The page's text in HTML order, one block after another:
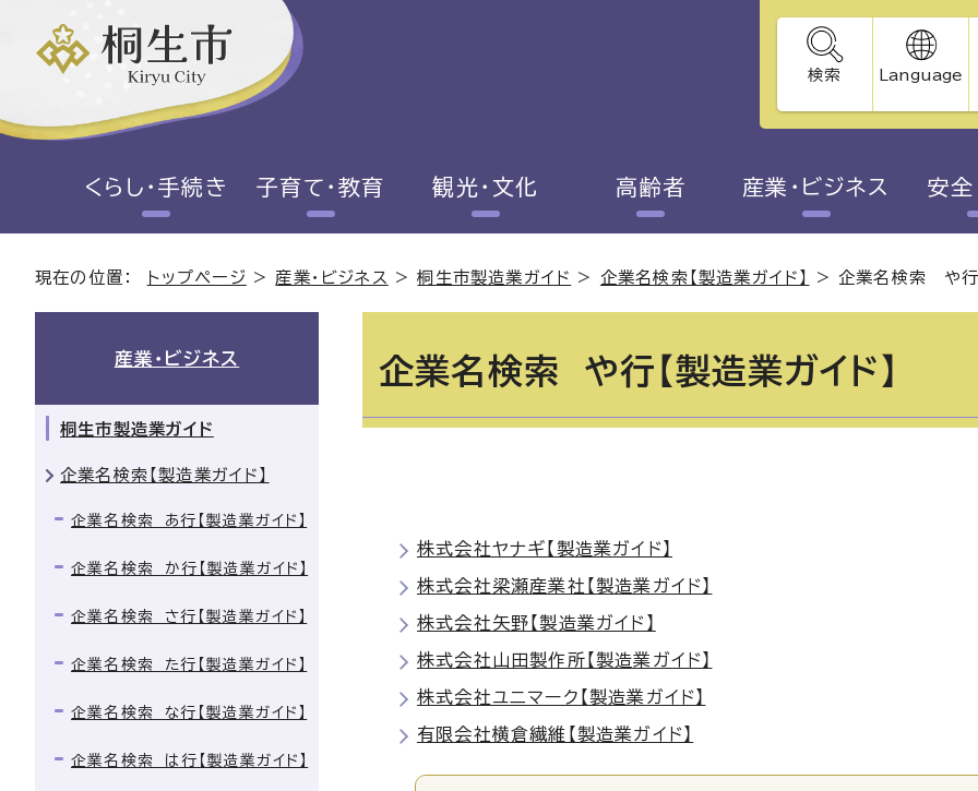
検索 Language
くらし・手続き 子育て・教育 観光・文化 高齢者 産業・ビジネス 安全
現在の位置： トップページ > 産業・ビジネス >桐生市製造業ガイド > 企業名検索【製造業ガイド】 >企業名検索 や行
企業名検索 や行【製造業ガイド】
株式会社ヤナギ【製造業ガイド】
株式会社梁瀬産業社【製造業ガイド】
株式会社矢野【製造業ガイド】
株式会社山田製作所【製造業ガイド】
株式会社ユニマーク【製造業ガイド】
有限会社横倉繊維【製造業ガイド】
産業・ビジネス
桐生市製造業ガイド
企業名検索【製造業ガイド】
企業名検索 あ行【製造業ガイド】
企業名検索 か行【製造業ガイド】
企業名検索 さ行【製造業ガイド】
企業名検索 た行【製造業ガイド】
企業名検索 な行【製造業ガイド】
企業名検索 は行【製造業ガイド】